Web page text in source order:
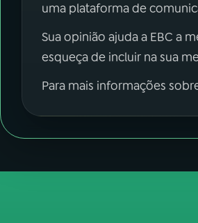
uma plataforma de
Sua opinião ajuda a EBC a
esqueça de incluir na sua
Para mais informações